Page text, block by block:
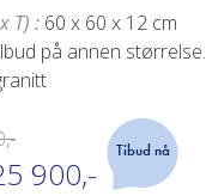
T) : 60 x 60 x 12 cm
på annen størrelse.
900,-
Tibud nå